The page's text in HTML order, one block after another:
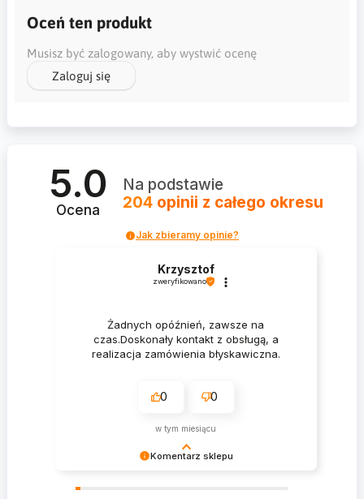
Oceń ten produkt
Musisz być zalogowany, aby wystwić ocenę
Zaloguj się
5.0
Ocena
Na podstawie
204 opinii z całego okresu
Jak zbieramy opinie?
Komentarz sklepu
Krzysztof
zweryfikowano
Żadnych opóźnień, zawsze na
czas.Doskonały kontakt z obsługą, a
realizacja zamówienia błyskawiczna.
0 0
w tym miesiącu